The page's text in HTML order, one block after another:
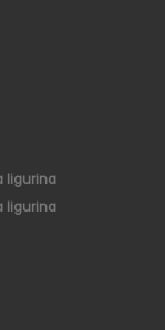
ligurina
ligurina